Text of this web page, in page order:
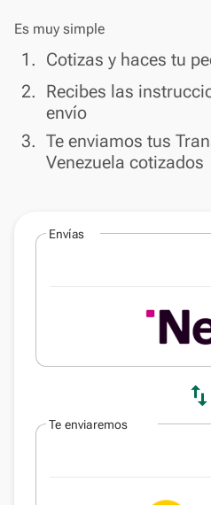
Es muy simple
done
1. Cotizas y haces tu
done
2. Recibes las
envío
done
3. Te enviamos tus
Venezuela cotizados
Envías
swap_vert
Te enviaremos